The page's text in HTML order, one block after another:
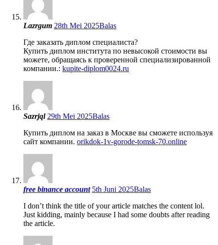
Lazrgum 28th Mei 2025Balas
Где заказать диплом специалиста?
Купить диплом института по невысокой стоимости вы
можете, обращаясь к проверенной специализированной
компании.: kupite-diplom0024.ru
Sazrjql 29th Mei 2025Balas
Купить диплом на заказ в Москве вы сможете используя
сайт компании. orikdok-1v-gorode-tomsk-70.online
free binance account 5th Juni 2025Balas
I don’t think the title of your article matches the content lol.
Just kidding, mainly because I had some doubts after reading
the article.